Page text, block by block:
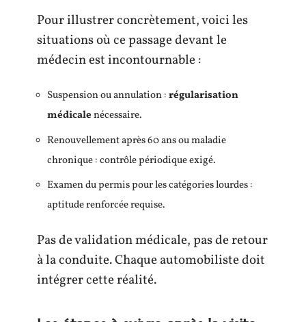
Pour illustrer concrètement, voici les
situations où ce passage devant le
médecin est incontournable :
Suspension ou annulation :régularisation
médicalenécessaire.
Renouvellement après 60 ans ou maladie
chronique : contrôle périodique exigé.
Examen du permis pour les catégories lourdes :
aptitude renforcée requise.
Pas de validation médicale, pas de retour
à la conduite. Chaque automobiliste doit
intégrer cette réalité.